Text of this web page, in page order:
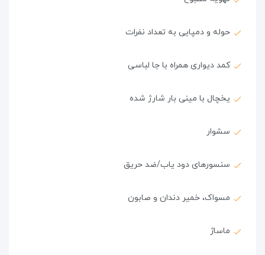
حوله و دمپایی به تعداد نفرات
کمد دیواری همراه با جا لباسی
یخچال با مینی بار شارژ شده
سشوار
سنسورهای دود یاب/ضد حریق
مسواک، خمیر دندان و صابون
ماساژ